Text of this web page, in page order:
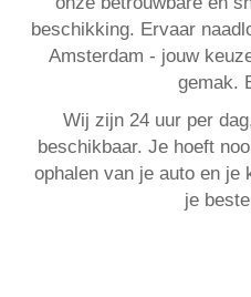
beschikking. Ervaar
Amsterdam - jouw
gemak.
Wij zijn 24 uur per
beschikbaar. Je hoeft
ophalen van je auto en je
je